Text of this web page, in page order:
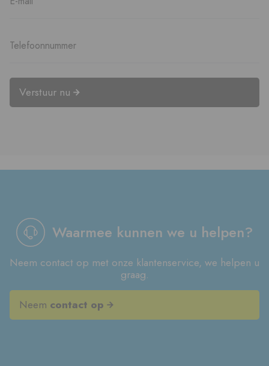
Verstuur nu
Waarmee kunnen we u helpen?
Neem contact op met onze klantenservice, we helpen u
graag.
Neem contact op